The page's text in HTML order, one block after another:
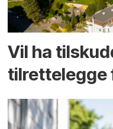
Vil ha
tilrettelegge